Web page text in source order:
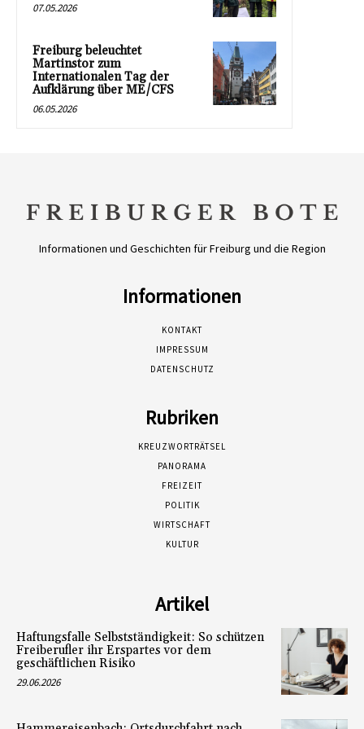
07.05.2026
Freiburg beleuchtet
Martinstor zum
Internationalen Tag der
Aufklärung über ME/CFS
06.05.2026
Informationen und Geschichten für Freiburg und die Region
Informationen
KONTAKT
IMPRESSUM
DATENSCHUTZ
Rubriken
KREUZWORTRÄTSEL
PANORAMA
FREIZEIT
POLITIK
WIRTSCHAFT
KULTUR
Artikel
Haftungsfalle Selbstständigkeit: So schützen
Freiberufler ihr Erspartes vor dem
geschäftlichen Risiko
29.06.2026